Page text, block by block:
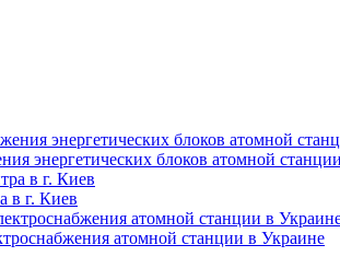
энергетических блоков атомной
в г. Киев
атомной станции в Украине